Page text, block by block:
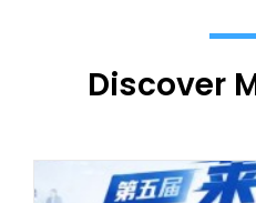
Discover